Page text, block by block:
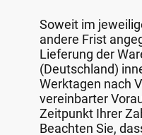
Soweit im
andere Frist
Lieferung der
(Deutschland)
Werktagen nach
vereinbarter
Zeitpunkt Ihrer
Beachten Sie,